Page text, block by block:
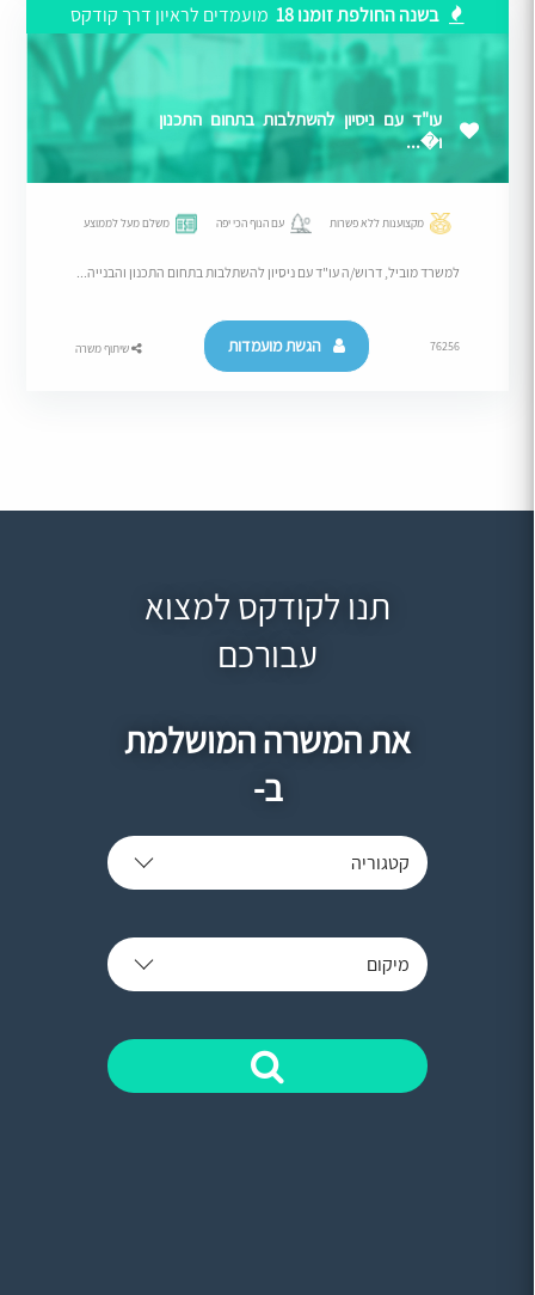
בשנה החולפת זומנו 18 מועמדים לראיון דרך קודקס
עו"ד עם ניסיון להשתלבות בתחום התכנון
ו�...
מקצוענות ללא פשרות עם הנוף הכי יפה משלם מעל לממוצע
למשרד מוביל, דרוש/ה עו"ד עם ניסיון להשתלבות בתחום התכנון והבנייה...
76256 הגשת מועמדות שיתוף משרה
תנו לקודקס למצוא
עבורכם
את המשרה המושלמת
ב-
קטגוריה
מיקום